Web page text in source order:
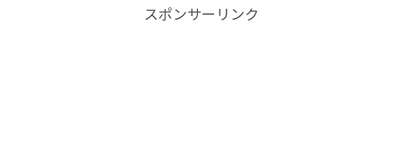
スポンサーリンク